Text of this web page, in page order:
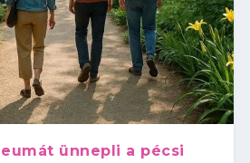
ünnepli a pécsi